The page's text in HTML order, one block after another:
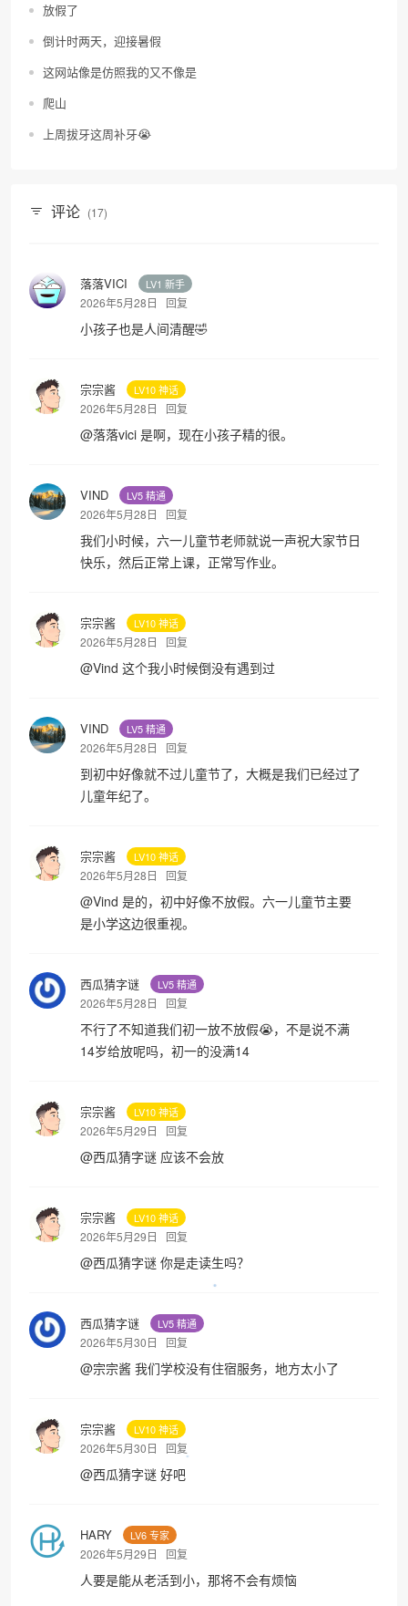
放假了
倒计时两天，迎接暑假
这网站像是仿照我的又不像是
爬山
上周拔牙这周补牙😭
评论 (17)
落落VICI LV1 新手
2026年5月28日 回复
小孩子也是人间清醒🤣
宗宗酱 LV10 神话
2026年5月28日 回复
@落落vici 是啊，现在小孩子精的很。
VIND LV5 精通
2026年5月28日 回复
我们小时候，六一儿童节老师就说一声祝大家节日
快乐，然后正常上课，正常写作业。
宗宗酱 LV10 神话
2026年5月28日 回复
@Vind 这个我小时候倒没有遇到过
VIND LV5 精通
2026年5月28日 回复
到初中好像就不过儿童节了，大概是我们已经过了
儿童年纪了。
宗宗酱 LV10 神话
2026年5月28日 回复
@Vind 是的，初中好像不放假。六一儿童节主要
是小学这边很重视。
西瓜猜字谜 LV5 精通
2026年5月28日 回复
不行了不知道我们初一放不放假😭，不是说不满
14岁给放呢吗，初一的没满14
宗宗酱 LV10 神话
2026年5月29日 回复
@西瓜猜字谜 应该不会放
宗宗酱 LV10 神话
2026年5月29日 回复
@西瓜猜字谜 你是走读生吗？
西瓜猜字谜 LV5 精通
2026年5月30日 回复
@宗宗酱 我们学校没有住宿服务，地方太小了
宗宗酱 LV10 神话
2026年5月30日 回复
@西瓜猜字谜 好吧
HARY LV6 专家
2026年5月29日 回复
人要是能从老活到小，那将不会有烦恼